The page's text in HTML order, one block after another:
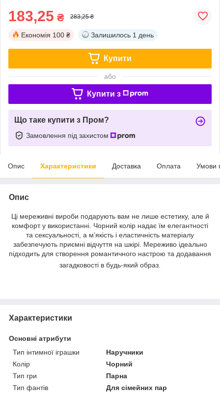
183,25 ₴ 283,25 ₴
Економія 100 ₴ Залишилось 1 день
Купити
або
Купити з
Що таке купити з Пром?
Замовлення під захистом
Опис Характеристики Доставка Оплата Умови
Опис
Ці мереживні вироби подарують вам не лише естетику, але й
комфорт у використанні. Чорний колір надає їм елегантності
та сексуальності, а м’якість і еластичність матеріалу
забезпечують приємні відчуття на шкірі. Мереживо ідеально
підходить для створення романтичного настрою та додавання
загадковості в будь-який образ.
Характеристики
Основні атрибути
Тип інтимної іграшки
Наручники
Колір
Чорний
Тип гри
Парна
Тип фантів
Для сімейних пар